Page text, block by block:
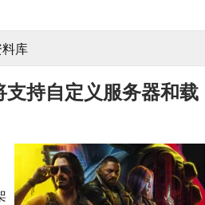
库
支持自定义服务器和载